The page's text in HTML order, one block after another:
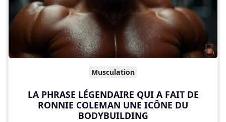
Musculation
LA PHRASE LÉGENDAIRE QUI A FAIT DE
RONNIE COLEMAN UNE ICÔNE DU
BODYBUILDING